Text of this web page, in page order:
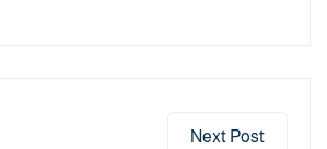
Next Post